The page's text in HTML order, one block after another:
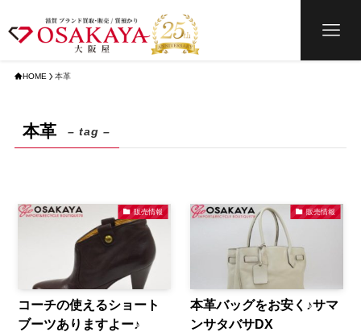
HOME 本革
本革 – tag –
販売情報
コーチの使えるショート
ブーツありますよー♪
販売情報
本革バッグをお安く♪サマ
ンサタバサDX